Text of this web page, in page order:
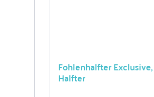
Fohlenhalfter Exclusive,
Halfter